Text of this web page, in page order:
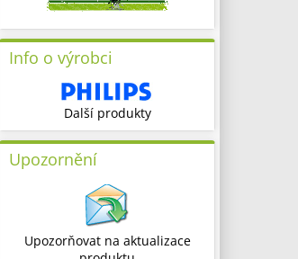
Info o výrobci
Další produkty
Upozornění
Upozorňovat na aktualizace